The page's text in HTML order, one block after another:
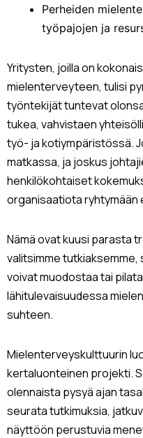
Perheiden
työpajojen ja
Yritysten, joilla on
mielenterveyteen, tulisi
työntekijät tuntevat
tukea, vahvistaen
työ- ja kotiympäristössä.
matkassa, ja joskus
henkilökohtaiset
organisaatiota ryhtymään
Nämä ovat kuusi parasta
valitsimme tutkiaksemme,
voivat muodostaa tai
lähitulevaisuudessa
suhteen.
Mielenterveyskulttuurin
kertaluonteinen projekti.
olennaista pysyä ajan
seurata tutkimuksia,
näyttöön perustuvia